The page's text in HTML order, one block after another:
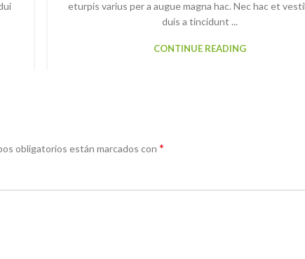
eturpis varius per a augue magna hac. Nec hac et
duis a tincidunt ...
CONTINUE READING
obligatorios están marcados con *